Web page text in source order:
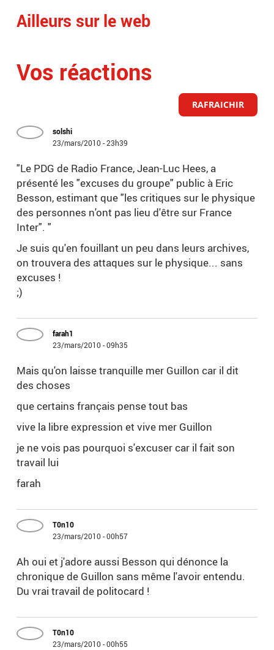
Ailleurs sur le web
Vos réactions
RAFRAICHIR
solshi
23/mars/2010 - 23h39
"Le PDG de Radio France, Jean-Luc Hees, a
présenté les "excuses du groupe" public à Eric
Besson, estimant que "les critiques sur le physique
des personnes n'ont pas lieu d'être sur France
Inter". "
Je suis qu'en fouillant un peu dans leurs archives,
on trouvera des attaques sur le physique... sans
excuses !
;)
farah1
23/mars/2010 - 09h35
Mais qu'on laisse tranquille mer Guillon car il dit
des choses
que certains français pense tout bas
vive la libre expression et vive mer Guillon
je ne vois pas pourquoi s'excuser car il fait son
travail lui
farah
T0n10
23/mars/2010 - 00h57
Ah oui et j'adore aussi Besson qui dénonce la
chronique de Guillon sans même l'avoir entendu.
Du vrai travail de politocard !
T0n10
23/mars/2010 - 00h55